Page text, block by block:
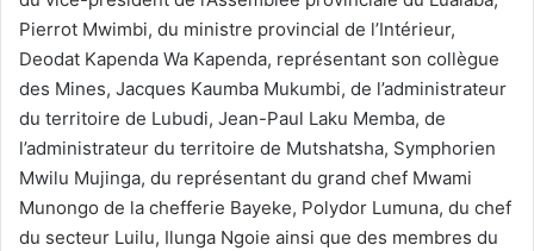
Pierrot Mwimbi, du ministre provincial de l’Intérieur,
Deodat Kapenda Wa Kapenda, représentant son collègue
des Mines, Jacques Kaumba Mukumbi, de l’administrateur
du territoire de Lubudi, Jean-Paul Laku Memba, de
l’administrateur du territoire de Mutshatsha, Symphorien
Mwilu Mujinga, du représentant du grand chef Mwami
Munongo de la chefferie Bayeke, Polydor Lumuna, du chef
du secteur Luilu, Ilunga Ngoie ainsi que des membres du